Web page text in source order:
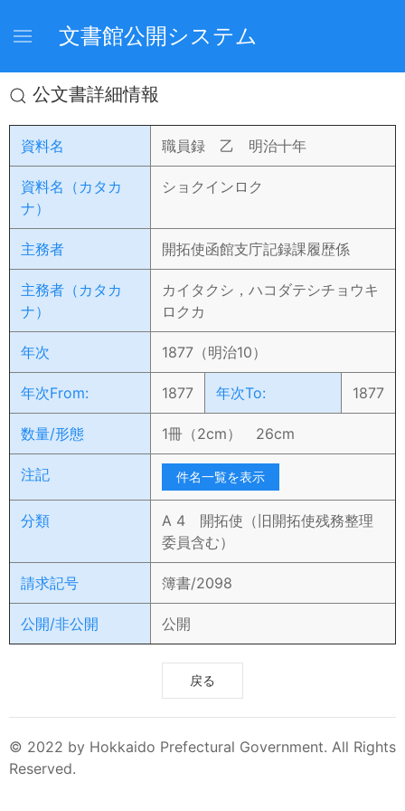
文書館公開システム
公文書詳細情報
資料名 職員録 乙 明治十年
資料名（カタカ
ナ）
ショクインロク
主務者 開拓使函館支庁記録課履歴係
主務者（カタカ
ナ）
カイタクシ，ハコダテシチョウキ
ロクカ
年次 1877（明治10）
年次From: 1877 年次To: 1877
数量/形態 1冊（2cm） 26cm
注記 件名一覧を表示
分類
A 4 開拓使（旧開拓使残務整理
委員含む）
請求記号 簿書/2098
公開/非公開 公開
戻る
© 2022 by Hokkaido Prefectural Government. All Rights
Reserved.